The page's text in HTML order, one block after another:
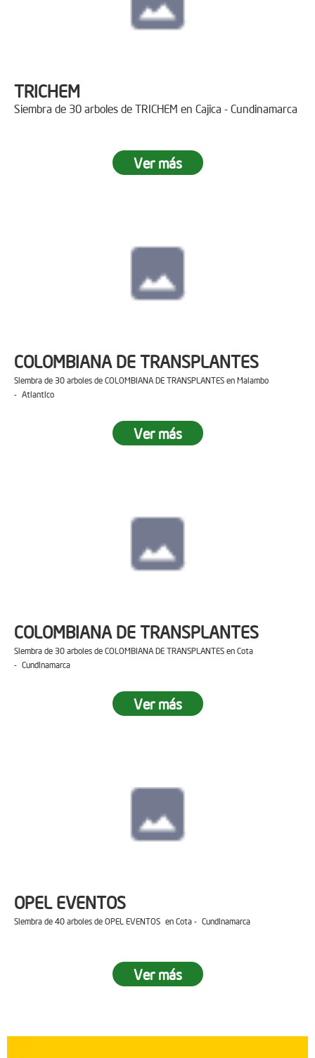
TRICHEM
Siembra de 30 arboles de TRICHEM en Cajica - Cundinamarca
Ver más
COLOMBIANA DE TRANSPLANTES
Siembra de 30 arboles de COLOMBIANA DE TRANSPLANTES en Malambo
- Atlantico
Ver más
COLOMBIANA DE TRANSPLANTES
Siembra de 30 arboles de COLOMBIANA DE TRANSPLANTES en Cota
- Cundinamarca
Ver más
OPEL EVENTOS
Siembra de 40 arboles de OPEL EVENTOS en Cota - Cundinamarca
Ver más